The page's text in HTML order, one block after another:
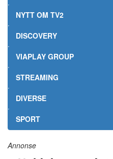
NYTT OM TV2
DISCOVERY
VIAPLAY GROUP
STREAMING
DIVERSE
SPORT
Annonse